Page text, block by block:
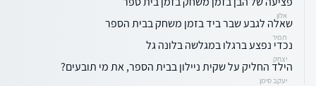
אלון
שאלה לגבע שבר ביד בזמן משחק בבית הספר
תמיר
נכדי נפצע ברגלו במגלשה בלונה גל
יצחק
הילד החליק על שקית ניילון בבית הספר, את מי תובעים?
יעקב סימן